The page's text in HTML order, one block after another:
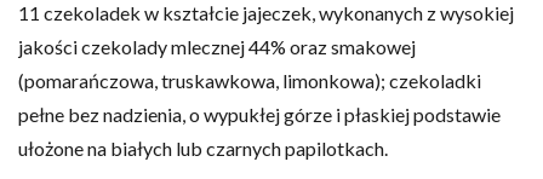
11 czekoladek w kształcie jajeczek, wykonanych z wysokiej
jakości czekolady mlecznej 44% oraz smakowej
(pomarańczowa, truskawkowa, limonkowa); czekoladki
pełne bez nadzienia, o wypukłej górze i płaskiej podstawie
ułożone na białych lub czarnych papilotkach.